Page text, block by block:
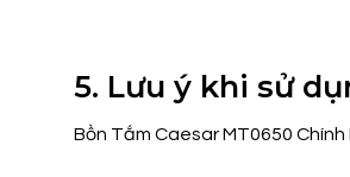
5. Lưu ý khi sử
Bồn Tắm Caesar MT0650 Chính